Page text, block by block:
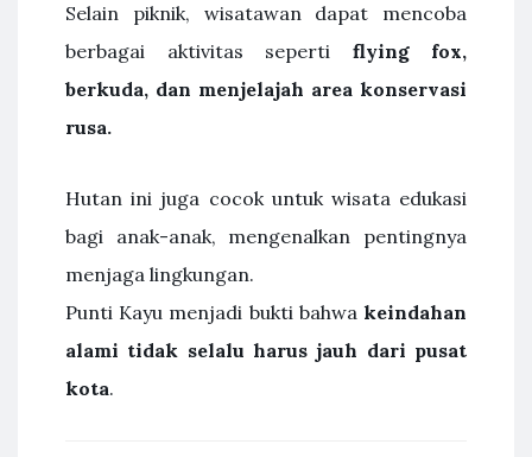
Selain piknik, wisatawan dapat mencoba
berbagai aktivitas seperti flying fox,
berkuda, dan menjelajah area konservasi
rusa.
Hutan ini juga cocok untuk wisata edukasi
bagi anak-anak, mengenalkan pentingnya
menjaga lingkungan.
Punti Kayu menjadi bukti bahwa keindahan
alami tidak selalu harus jauh dari pusat
kota.